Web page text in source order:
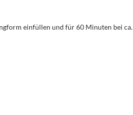
einfüllen und für 60 Minuten bei ca.